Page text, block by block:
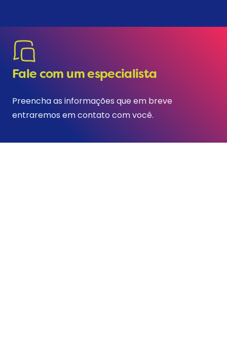
Fale com um especialista
Preencha as informações que em breve
entraremos em contato com você.